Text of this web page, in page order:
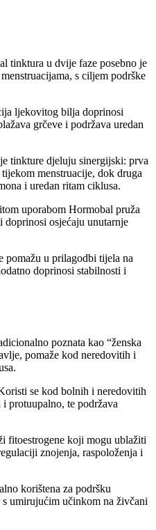
tinktura u dvije faze posebno je
s ciljem podrške
ljekovitog bilja doprinosi
grčeve i podržava uredan
tinkture djeluju sinergijski: prva
menstruacije, dok druga
i uredan ritam ciklusa.
uporabom Hormobal pruža
osjećaju unutarnje
pomažu u prilagodbi tijela na
doprinosi stabilnosti i
poznata kao “ženska
pomaže kod neredovitih i
se kod bolnih i neredovitih
protuupalno, te podržava
fitoestrogene koji mogu ublažiti
znojenja, raspoloženja i
korištena za podršku
umirujućim učinkom na živčani